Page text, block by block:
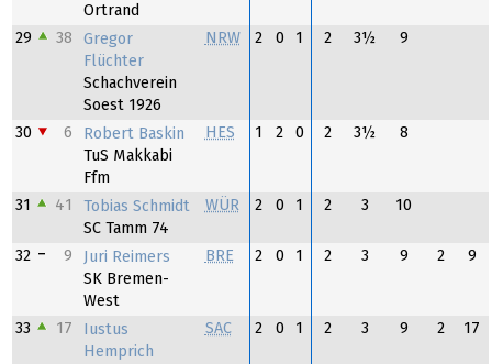
Ortrand
29 38
Gregor
Flüchter
Schachverein
Soest 1926
NRW 2 0 1 2 3½ 9
30 6
Robert Baskin
TuS Makkabi
Ffm
HES 1 2 0 2 3½ 8
31 41
Tobias Schmidt
SC Tamm 74
WÜR 2 0 1 2 3 10
32 9
Juri Reimers
SK Bremen-
West
BRE 2 0 1 2 3 9 2 9
33 17
Iustus
Hemprich
SAC 2 0 1 2 3 9 2 17